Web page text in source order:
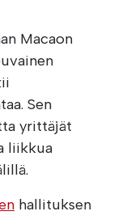
Macaon
Sen
yrittäjät
liikkua
hallituksen